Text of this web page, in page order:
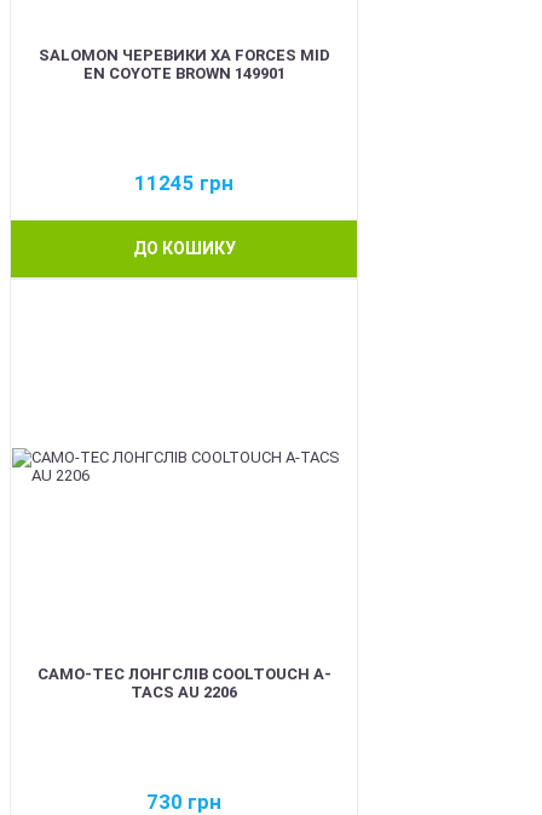
SALOMON ЧЕРЕВИКИ XA FORCES MID
EN COYOTE BROWN 149901
11245 грн
ДО КОШИКУ
CAMO-TEC ЛОНГСЛІВ COOLTOUCH A-
TACS AU 2206
730 грн